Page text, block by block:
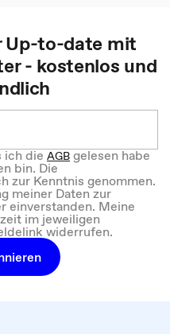
Up-to-date mit
- kostenlos und
ich dieAGBgelesen habe
bin. Die
zur Kenntnis genommen.
meiner Daten zur
einverstanden. Meine
im jeweiligen
widerrufen.